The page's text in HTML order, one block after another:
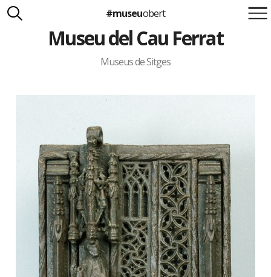
Suma't a la iniciativa
Carlota Royo
Francesca Barcellona
#museuobert
Museu del Cau Ferrat
Museus de Sitges